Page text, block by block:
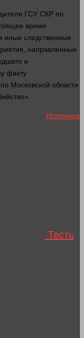
ГСУ СКР по
время
иные следственные
направленные
и
факту
Московской области
Источник
Тесть